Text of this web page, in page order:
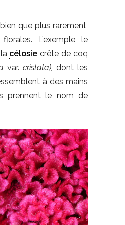
que plus rarement,
L’exemple le
célosie crête de coq
var. cristata), dont les
à des mains
prennent le nom de